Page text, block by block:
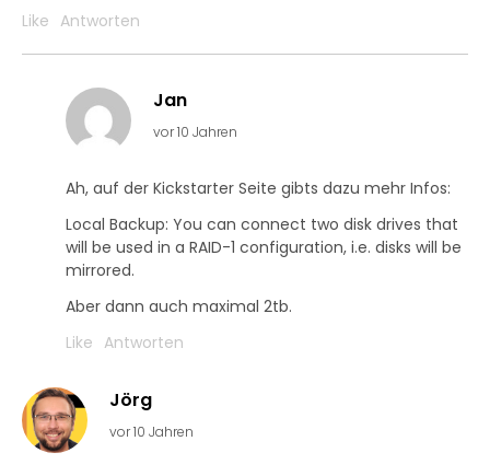
Like Antworten
Jan
vor 10 Jahren
Ah, auf der Kickstarter Seite gibts dazu mehr Infos:
Local Backup: You can connect two disk drives that
will be used in a RAID-1 configuration, i.e. disks will be
mirrored.
Aber dann auch maximal 2tb.
Like Antworten
Jörg
vor 10 Jahren